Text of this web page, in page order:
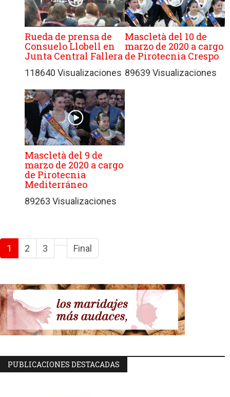
Rueda de prensa de
Consuelo Llobell en
Junta Central Fallera
118640 Visualizaciones
Mascletà del 10 de
marzo de 2020 a cargo
de Pirotecnia Crespo
89639 Visualizaciones
Mascletà del 9 de
marzo de 2020 a cargo
de Pirotecnia
Mediterráneo
89263 Visualizaciones
1 2 3 Final
PUBLICACIONES DESTACADAS